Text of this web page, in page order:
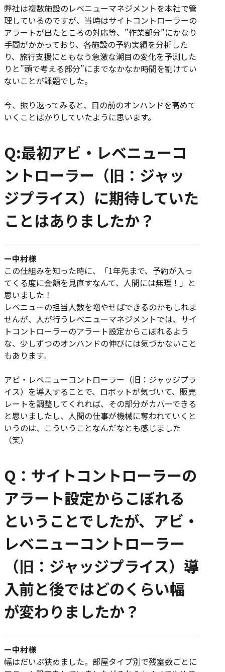
弊社は複数施設のレベニューマネジメントを本社で管
理しているのですが、当時はサイトコントローラーの
アラートが出たところの対応等、”作業部分”にかなり
手間がかかっており、各施設の予約実績を分析した
り、旅行支援にともなう急激な潮目の変化を予測した
りと”頭で考える部分”にまでなかなか時間を割けてい
ないことが課題でした。
今、振り返ってみると、目の前のオンハンドを高めて
いくことばかりしていたように思います。
Q:最初アビ・レベニューコ
ントローラー（旧：ジャッ
ジプライス）に期待していた
ことはありましたか？
ー中村様
この仕組みを知った時に、「1年先まで、予約が入っ
てくる度に金額を見直すなんて、人間には無理！」と
思いました！
レベニューの担当人数を増やせばできるのかもしれま
せんが、人が行うレベニューマネジメントでは、サイ
トコントローラーのアラート設定からこぼれるよう
な、少しずつのオンハンドの伸びには気づかないこと
もあります。
アビ・レベニューコントローラー（旧：ジャッジプラ
イス）を導入することで、ロボットが気づいて、販売
レートを調整してくれれば、その部分がカバーできる
と思いましたし、人間の仕事が機械に奪われていくと
いうのは、こういうことなんだなとも感じました
（笑）
Q：サイトコントローラーの
アラート設定からこぼれる
ということでしたが、アビ・
レベニューコントローラー
（旧：ジャッジプライス）導
入前と後ではどのくらい幅
が変わりましたか？
ー中村様
幅はだいぶ狭めました。部屋タイプ別で残室数ごとに